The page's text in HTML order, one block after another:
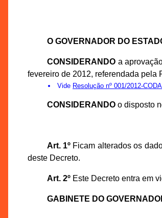
O GOVERNADOR DO
CONSIDERANDOa
fevereiro de 2012, referendada pela
Vide Resolução nº 001/2012-
CONSIDERANDOo disposto
Art. 1ºFicam alterados os
deste Decreto.
Art. 2ºEste Decreto entra em
GABINETE DO